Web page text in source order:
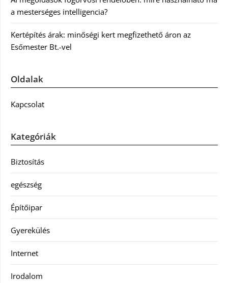
a mesterséges intelligencia?
Kertépítés árak: minőségi kert megfizethető áron az
Esőmester Bt.-vel
Oldalak
Kapcsolat
Kategóriák
Biztosítás
egészség
Építőipar
Gyerekülés
Internet
Irodalom